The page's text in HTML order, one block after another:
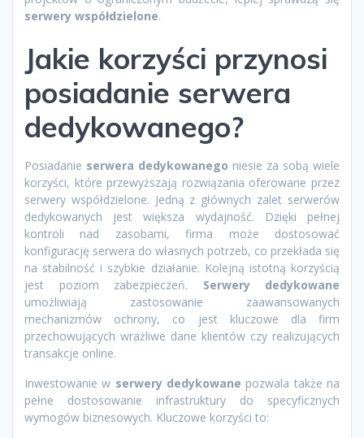
serwery współdzielone.
Jakie korzyści przynosi
posiadanie serwera
dedykowanego?
Posiadanie serwera dedykowanego niesie za sobą wiele
korzyści, które przewyższają rozwiązania oferowane przez
serwery współdzielone. Jedną z głównych zalet serwerów
dedykowanych jest większa wydajność. Dzięki pełnej
kontroli nad zasobami, firma może dostosować
konfigurację serwera do własnych potrzeb, co przekłada się
na stabilność i szybkie działanie. Kolejną istotną korzyścią
jest poziom zabezpieczeń. Serwery dedykowane
umożliwiają zastosowanie zaawansowanych
mechanizmów ochrony, co jest kluczowe dla firm
przechowujących wrażliwe dane klientów czy realizujących
transakcje online.
Inwestowanie w serwery dedykowane pozwala także na
pełne dostosowanie infrastruktury do specyficznych
wymogów biznesowych. Kluczowe korzyści to: